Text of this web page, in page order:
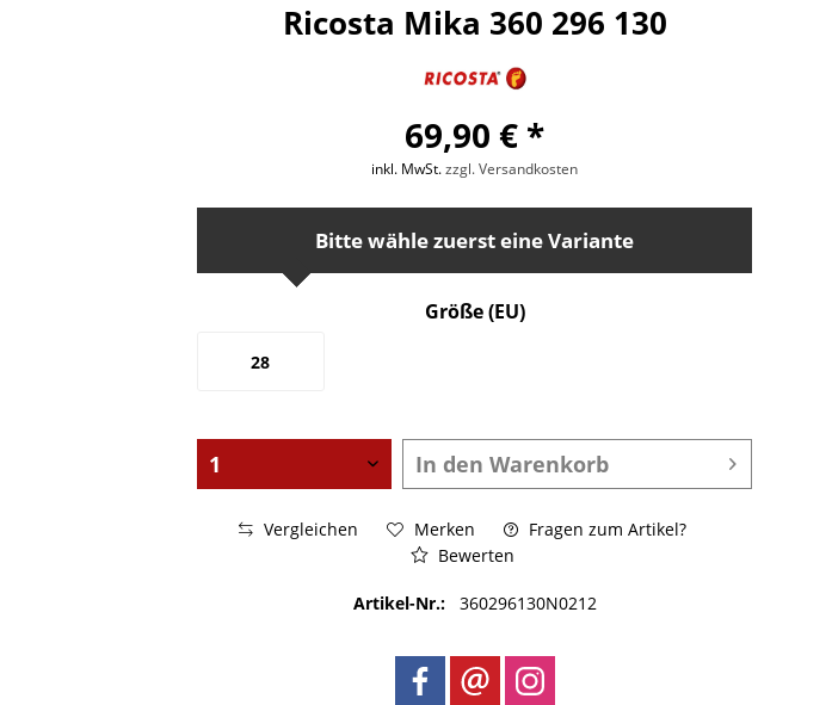
Ricosta Mika 360 296 130
69,90 € *
inkl. MwSt.zzgl. Versandkosten
Bitte wähle zuerst eine Variante
Größe (EU)
28
In den Warenkorb
Vergleichen Merken
Fragen zum Artikel?
Bewerten
Artikel-Nr.: 360296130N0212